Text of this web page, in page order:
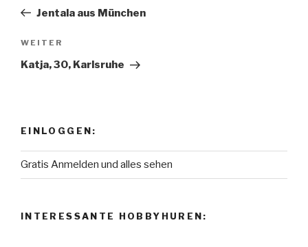
Beitrag
Jentala aus München
Nächster
Beitrag
WEITER
Katja, 30, Karlsruhe
EINLOGGEN:
Gratis Anmelden und alles sehen
INTERESSANTE HOBBYHUREN: